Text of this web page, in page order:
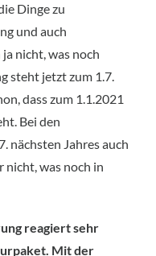
Dinge zu
und auch
nicht, was noch
steht jetzt zum 1.7.
dass zum 1.1.2021
Bei den
nächsten Jahres auch
nicht, was noch in
reagiert sehr
Mit der